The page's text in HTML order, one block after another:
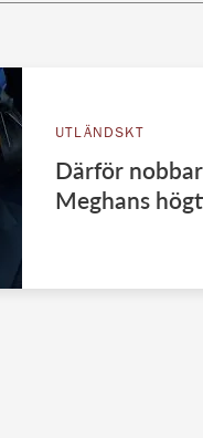
UTLÄNDSKT
Därför
Meghans